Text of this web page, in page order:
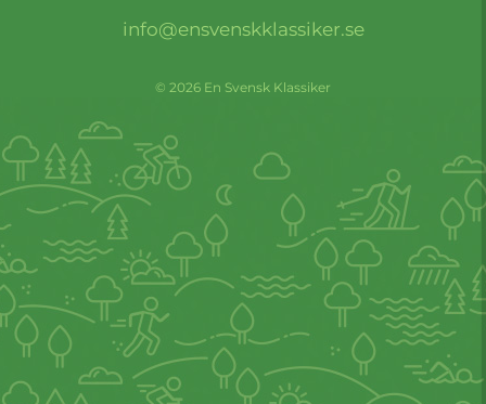
info@ensvenskklassiker.se
© 2026 En Svensk Klassiker